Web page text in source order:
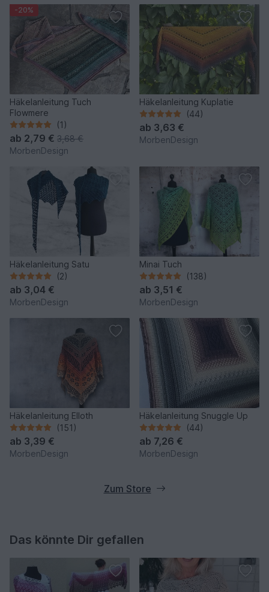
-20%
Häkelanleitung Tuch
Flowmere
(1)
ab 2,79 € 3,68 €
MorbenDesign
Häkelanleitung Kuplatie
(44)
ab 3,63 €
MorbenDesign
Häkelanleitung Satu
(2)
ab 3,04 €
MorbenDesign
Minai Tuch
(138)
ab 3,51 €
MorbenDesign
Häkelanleitung Elloth
(151)
ab 3,39 €
MorbenDesign
Häkelanleitung Snuggle Up
(44)
ab 7,26 €
MorbenDesign
Zum Store
Das könnte Dir gefallen